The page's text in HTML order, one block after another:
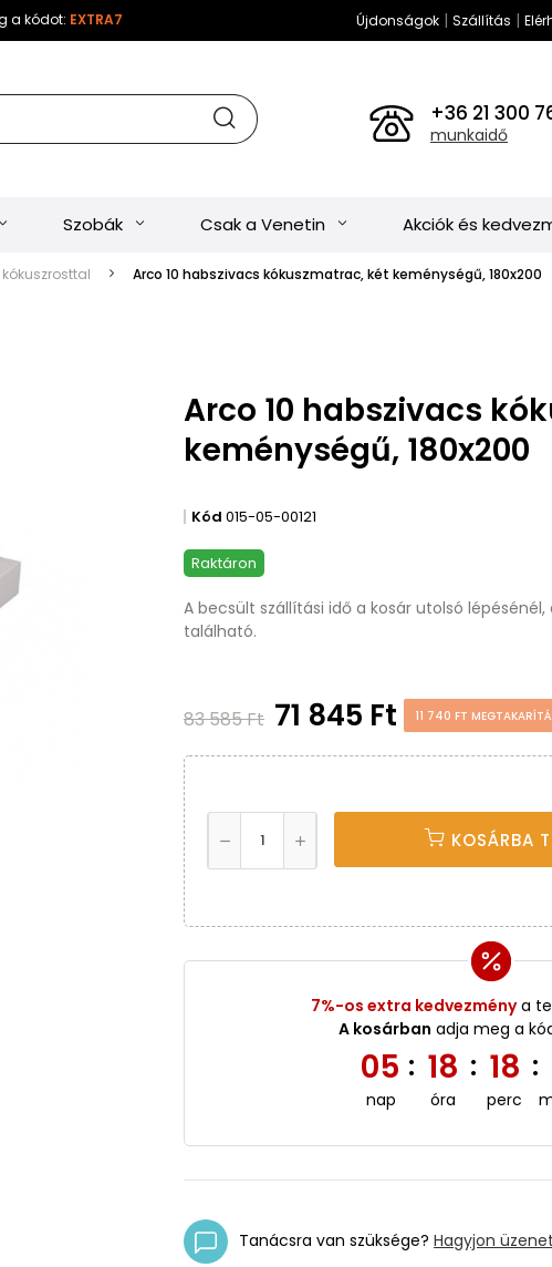
a kódot: EXTRA7 Újdonságok| Szállítás |
+36 21 300
munkaidő
Szobák Csak a Venetin Akciók és
Arco 10 habszivacs kókuszmatrac, két keménységű, 180x200
Arco 10 habszivacs
keménységű, 180x200
Kód 015-05-00121
Raktáron
A becsült szállítási idő a kosár utolsó lépésénél,
található.
83 585 Ft 71 845 Ft 11 740 FT
KOSÁRBA
7%-os extra kedvezménya
A kosárban adja meg a
05
nap
: 18
óra
: 18
perc
:
Tanácsra van szüksége? Hagyjon